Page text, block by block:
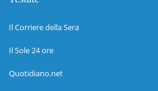
Il Corriere della Sera
Il Sole 24 ore
Quotidiano.net